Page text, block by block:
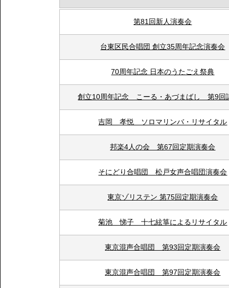
第81回新人演奏会
台東区民合唱団 創立35周年記念演奏会
70周年記念 日本のうたごえ祭典
創立10周年記念 こーる・あづまばし 第9回
吉岡 孝悦 ソロマリンバ・リサイタル
邦楽4人の会 第67回定期演奏会
そにどり合唱団 松戸女声合唱団演奏会
東京ゾリステン 第75回定期演奏会
菊池 悌子 十七絃箏によるリサイタル
東京混声合唱団 第93回定期演奏会
東京混声合唱団 第97回定期演奏会